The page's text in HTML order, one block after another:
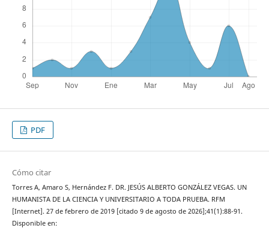
PDF
Cómo citar
Torres A, Amaro S, Hernández F. DR. JESÚS ALBERTO GONZÁLEZ VEGAS. UN
HUMANISTA DE LA CIENCIA Y UNIVERSITARIO A TODA PRUEBA. RFM
[Internet]. 27 de febrero de 2019 [citado 9 de agosto de 2026];41(1):88-91.
Disponible en: